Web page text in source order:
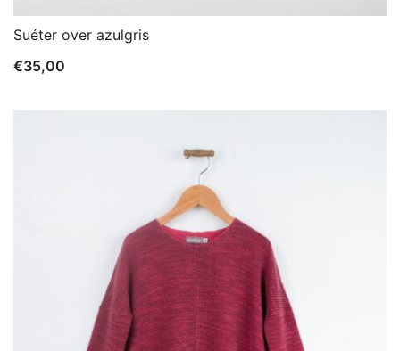
Suéter over azulgris
€35,00